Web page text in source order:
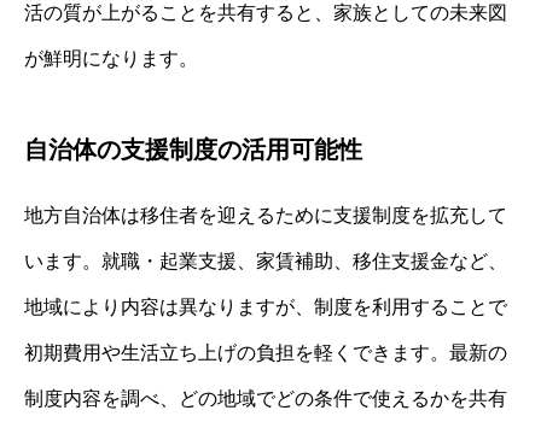
活の質が上がることを共有すると、家族としての未来図
が鮮明になります。
自治体の支援制度の活用可能性
地方自治体は移住者を迎えるために支援制度を拡充して
います。就職・起業支援、家賃補助、移住支援金など、
地域により内容は異なりますが、制度を利用することで
初期費用や生活立ち上げの負担を軽くできます。最新の
制度内容を調べ、どの地域でどの条件で使えるかを共有